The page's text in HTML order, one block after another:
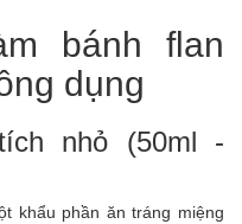
bánh flan
dụng
nhỏ (50ml -
khẩu phần ăn tráng miệng